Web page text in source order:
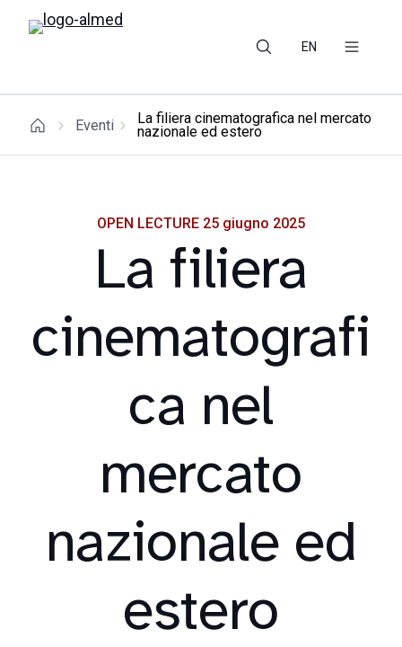
EN
Eventi La filiera cinematografica nel mercato
nazionale ed estero
OPEN LECTURE 25 giugno 2025
La filiera
cinematografi
ca nel
mercato
nazionale ed
estero